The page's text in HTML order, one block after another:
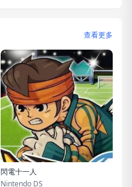
查看更多
閃電十一人
Nintendo DS